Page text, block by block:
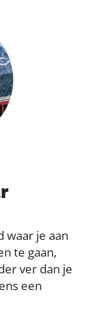
waar je aan
te gaan,
ver dan je
een